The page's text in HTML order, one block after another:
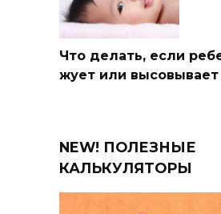
Что делать, если
жует или высовывает
NEW! ПОЛЕЗНЫЕ
КАЛЬКУЛЯТОРЫ